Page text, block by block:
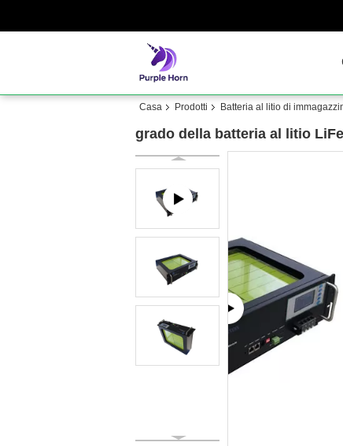
Casa Prodotti Batteria al litio di
grado della batteria al litio